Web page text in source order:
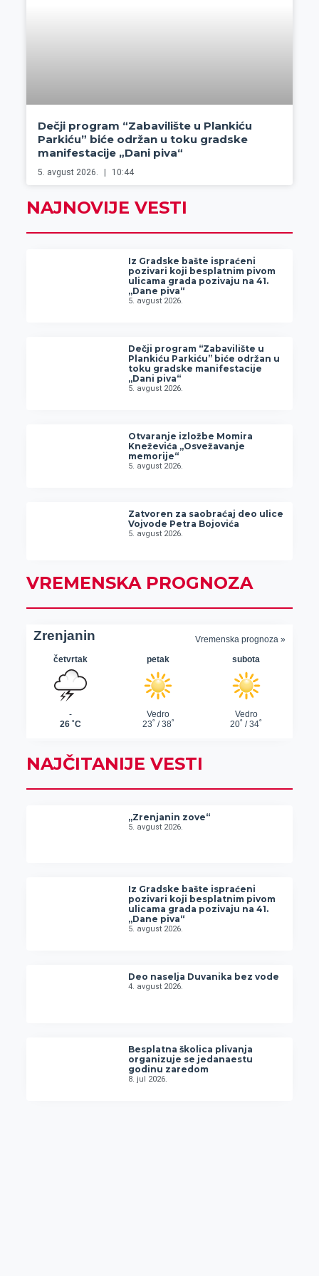
Dečji program “Zabavilište u Plankiću
Parkiću” biće održan u toku gradske
manifestacije „Dani piva“
5. avgust 2026. 10:44
NAJNOVIJE VESTI
Iz Gradske bašte ispraćeni
pozivari koji besplatnim pivom
ulicama grada pozivaju na 41.
„Dane piva“
5. avgust 2026.
Dečji program “Zabavilište u
Plankiću Parkiću” biće održan u
toku gradske manifestacije
„Dani piva“
5. avgust 2026.
Otvaranje izložbe Momira
Kneževića „Osvežavanje
memorije“
5. avgust 2026.
Zatvoren za saobraćaj deo ulice
Vojvode Petra Bojovića
5. avgust 2026.
VREMENSKA PROGNOZA
NAJČITANIJE VESTI
„Zrenjanin zove“
5. avgust 2026.
Iz Gradske bašte ispraćeni
pozivari koji besplatnim pivom
ulicama grada pozivaju na 41.
„Dane piva“
5. avgust 2026.
Deo naselja Duvanika bez vode
4. avgust 2026.
Besplatna školica plivanja
organizuje se jedanaestu
godinu zaredom
8. jul 2026.